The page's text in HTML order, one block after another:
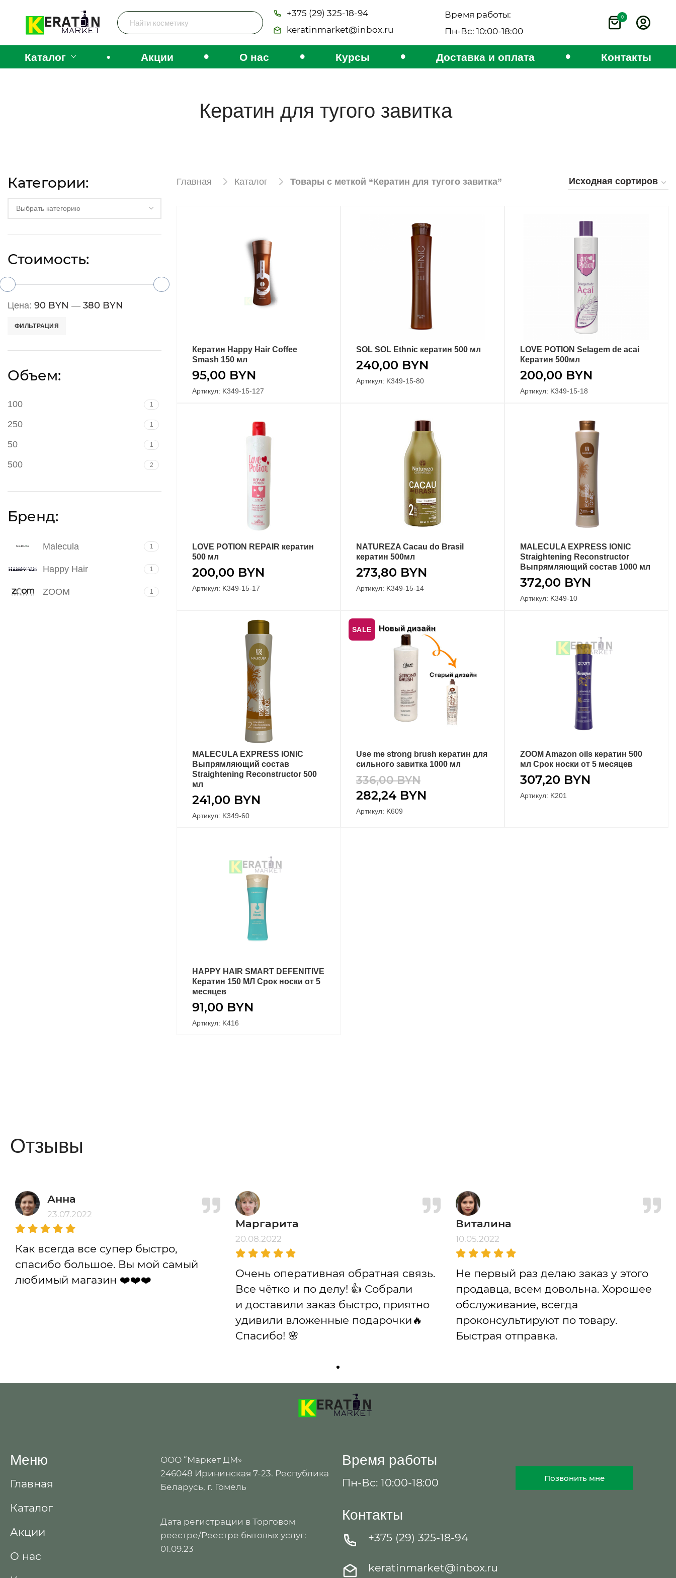
+375 (29) 325-18-94
keratinmarket@inbox.ru
Время работы:
Пн-Вс: 10:00-18:00
0
Каталог • Акции • О нас • Курсы • Доставка и оплата • Контакты
Кератин для тугого завитка
Категории:
Выбрать категорию
Стоимость:
ФИЛЬТРАЦИЯ
Цена: 90 BYN — 380 BYN
Объем:
100 1
250 1
50 1
500 2
Бренд:
Malecula 1
Happy Hair 1
ZOOM 1
Главная Каталог Товары с меткой “Кератин для тугого завитка”
В КОРЗИНУ
Кератин Happy Hair Coffee
Smash 150 мл
95,00 BYN
Артикул: K349-15-127
В КОРЗИНУ
SOL SOL Ethnic кератин 500 мл
240,00 BYN
Артикул: K349-15-80
В КОРЗИНУ
LOVE POTION Selagem de acai
Кератин 500мл
200,00 BYN
Артикул: K349-15-18
В КОРЗИНУ
LOVE POTION REPAIR кератин
500 мл
200,00 BYN
Артикул: K349-15-17
В КОРЗИНУ
NATUREZA Cacau do Brasil
кератин 500мл
273,80 BYN
Артикул: K349-15-14
В КОРЗИНУ
MALECULA EXPRESS IONIC
Straightening Reconstructor
Выпрямляющий состав 1000 мл
372,00 BYN
Артикул: K349-10
В КОРЗИНУ
MALECULA EXPRESS IONIC
Выпрямляющий состав
Straightening Reconstructor 500
мл
241,00 BYN
Артикул: K349-60
SALE
В КОРЗИНУ
Use me strong brush кератин для
сильного завитка 1000 мл
336,00BYN
282,24 BYN
Артикул: K609
В КОРЗИНУ
ZOOM Amazon oils кератин 500
мл Срок носки от 5 месяцев
307,20 BYN
Артикул: K201
В КОРЗИНУ
HAPPY HAIR SMART DEFENITIVE
Кератин 150 МЛ Срок носки от 5
месяцев
91,00 BYN
Артикул: K416
Отзывы
Анна
23.07.2022
Как всегда все супер быстро,
спасибо большое. Вы мой самый
любимый магазин ❤️❤️❤️
Маргарита
20.08.2022
Очень оперативная обратная связь.
Все чётко и по делу! 👍 Собрали
и доставили заказ быстро, приятно
удивили вложенные подарочки🔥
Спасибо! 🌸
Виталина
10.05.2022
Не первый раз делаю заказ у этого
продавца, всем довольна. Хорошее
обслуживание, всегда
проконсультируют по товару.
Быстрая отправка.
Меню
Главная
Каталог
Акции
О нас
ООО “Маркет ДМ»
246048 Ирининская 7-23. Республика
Беларусь, г. Гомель
Дата регистрации в Торговом
реестре/Реестре бытовых услуг:
01.09.23
Время работы
Пн-Вс: 10:00-18:00
Контакты
+375 (29) 325-18-94
keratinmarket@inbox.ru
Позвонить мне